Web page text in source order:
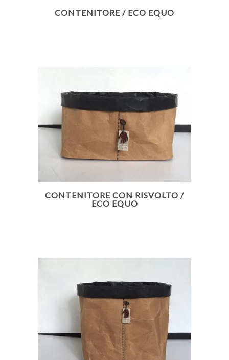
CONTENITORE / ECO EQUO
CONTENITORE CON RISVOLTO /
ECO EQUO